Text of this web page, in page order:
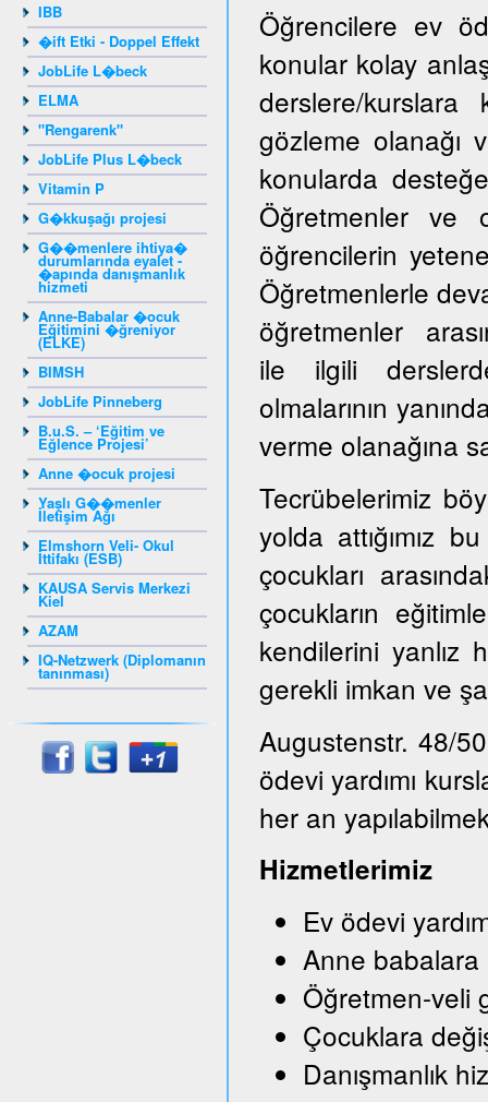
IBB
�ift Etki - Doppel Effekt
JobLife L�beck
ELMA
"Rengarenk"
JobLife Plus L�beck
Vitamin P
G�kkuşağı projesi
G��menlere ihtiya�
durumlarında eyalet -
�apında danışmanlık
hizmeti
Anne-Babalar �ocuk
Eğitimini �ğreniyor
(ELKE)
BIMSH
JobLife Pinneberg
B.u.S. – ‘Eğitim ve
Eğlence Projesi’
Anne �ocuk projesi
Yaşlı G��menler
İletişim Ağı
Elmshorn Veli- Okul
İttifakı (ESB)
KAUSA Servis Merkezi
Kiel
AZAM
IQ-Netzwerk (Diplomanın
tanınması)
Öğrencilere ev
konular kolay
derslere/kurslara
gözleme olanağı
konularda
Öğretmenler ve
öğrencilerin
Öğretmenlerle
öğretmenler
ile ilgili
olmalarının
verme olanağına
Tecrübelerimiz
yolda attığımız
çocukları
çocukların
kendilerini yanlız
gerekli imkan ve
Augustenstr. 48/
ödevi yardımı
her an
Hizmetlerimiz
Ev ödevi
Anne babalara
Öğretmen-veli
Çocuklara
Danışmanlık